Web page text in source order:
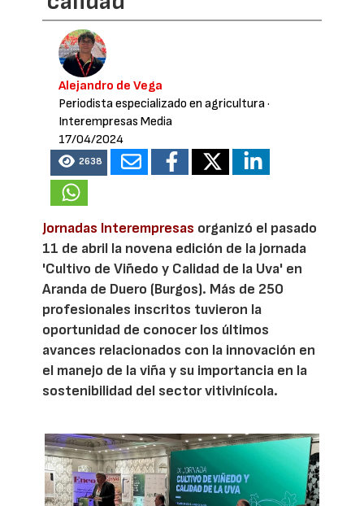
Alejandro de Vega
Periodista especializado en agricultura·
Interempresas Media
17/04/2024
2638
Jornadas Interempresas organizó el pasado
11 de abril la novena edición de la jornada
'Cultivo de Viñedo y Calidad de la Uva' en
Aranda de Duero (Burgos). Más de 250
profesionales inscritos tuvieron la
oportunidad de conocer los últimos
avances relacionados con la innovación en
el manejo de la viña y su importancia en la
sostenibilidad del sector vitivinícola.